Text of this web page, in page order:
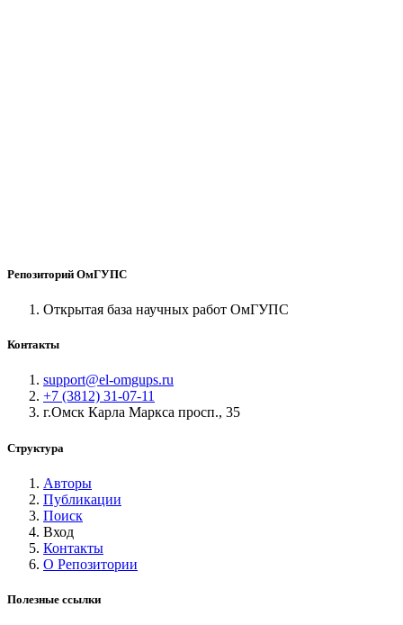
Репозиторий ОмГУПС
Открытая база научных работ ОмГУПС
Контакты
support@el-omgups.ru
+7 (3812) 31-07-11
г.Омск Карла Маркса просп., 35
Структура
Авторы
Публикации
Поиск
Вход
Контакты
О Репозитории
Полезные ссылки